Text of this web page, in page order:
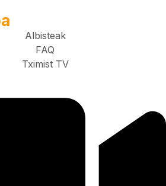
Albisteak
FAQ
Tximist TV